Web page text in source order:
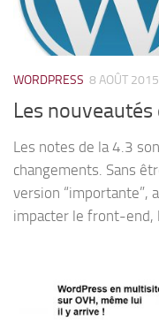
WORDPRESS 8 AOÛT 2015
Les
Les notes de la 4.3
changements. Sans
version “importante”,
impacter le front-end,